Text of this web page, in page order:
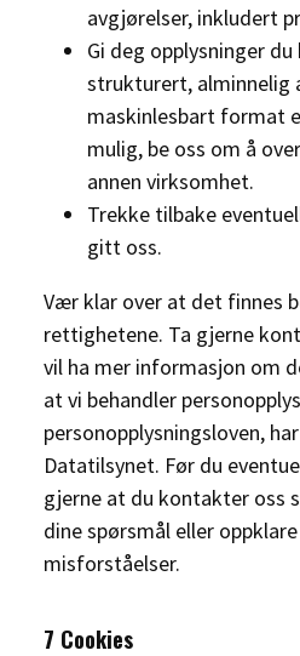
avgjørelser, inkludert
Gi deg opplysninger
strukturert, alminnelig
maskinlesbart format
mulig, be oss om å
annen virksomhet.
Trekke tilbake
gitt oss.
Vær klar over at det finnes
rettighetene. Ta gjerne
vil ha mer informasjon om
at vi behandler
personopplysningsloven,
Datatilsynet. Før du
gjerne at du kontakter oss
dine spørsmål eller
misforståelser.
7 Cookies